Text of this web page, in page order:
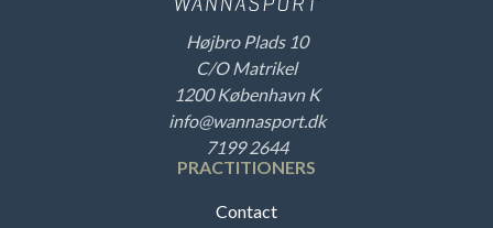
Højbro Plads 10
C/O Matrikel
1200 København K
info@wannasport.dk
7199 2644
PRACTITIONERS
Contact